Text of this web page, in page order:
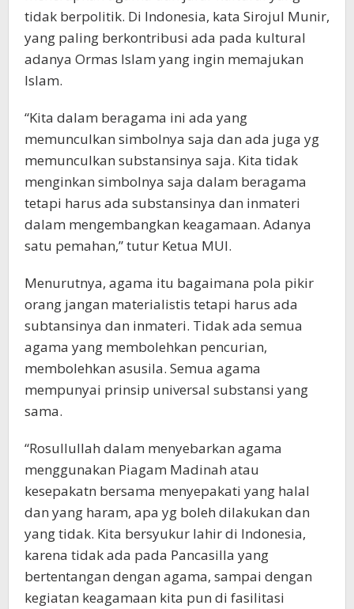
tidak berpolitik. Di Indonesia, kata Sirojul Munir,
yang paling berkontribusi ada pada kultural
adanya Ormas Islam yang ingin memajukan
Islam.
“Kita dalam beragama ini ada yang
memunculkan simbolnya saja dan ada juga yg
memunculkan substansinya saja. Kita tidak
menginkan simbolnya saja dalam beragama
tetapi harus ada substansinya dan inmateri
dalam mengembangkan keagamaan. Adanya
satu pemahan,” tutur Ketua MUI.
Menurutnya, agama itu bagaimana pola pikir
orang jangan materialistis tetapi harus ada
subtansinya dan inmateri. Tidak ada semua
agama yang membolehkan pencurian,
membolehkan asusila. Semua agama
mempunyai prinsip universal substansi yang
sama.
“Rosullullah dalam menyebarkan agama
menggunakan Piagam Madinah atau
kesepakatn bersama menyepakati yang halal
dan yang haram, apa yg boleh dilakukan dan
yang tidak. Kita bersyukur lahir di Indonesia,
karena tidak ada pada Pancasilla yang
bertentangan dengan agama, sampai dengan
kegiatan keagamaan kita pun di fasilitasi